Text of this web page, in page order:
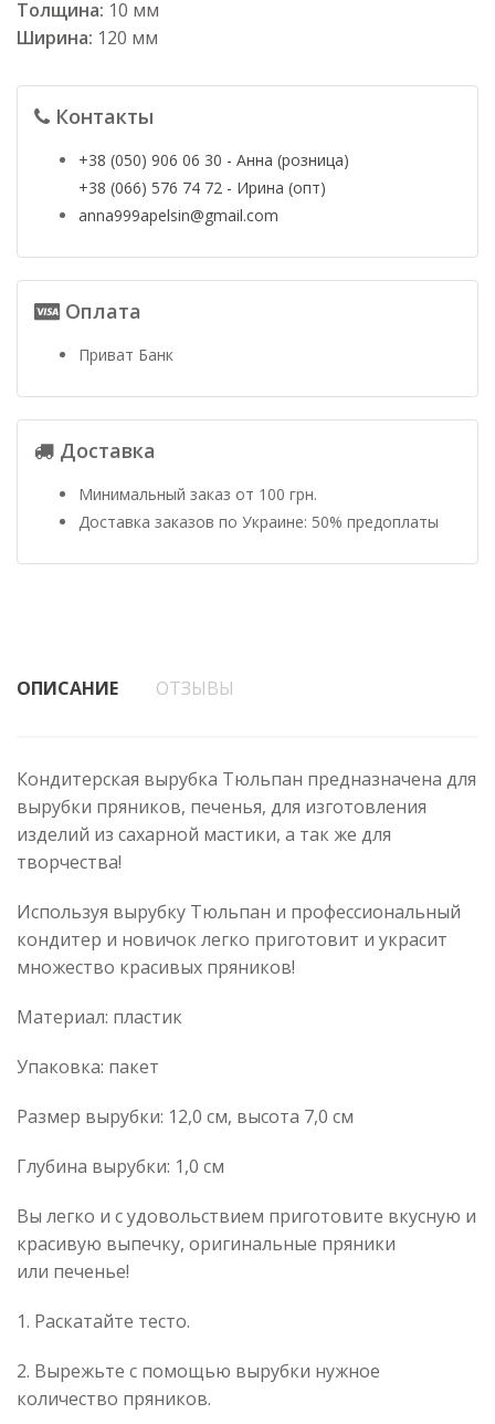
Толщина: 10 мм
Ширина: 120 мм
Контакты
+38 (050) 906 06 30 - Анна (розница)
+38 (066) 576 74 72 - Ирина (опт)
anna999apelsin@gmail.com
Оплата
Приват Банк
Доставка
Минимальный заказ от 100 грн.
Доставка заказов по Украине: 50% предоплаты
ОПИСАНИЕ ОТЗЫВЫ
Кондитерская вырубка Тюльпан предназначена для
вырубки пряников, печенья, для изготовления
изделий из сахарной мастики, а так же для
творчества!
Используя вырубку Тюльпан и профессиональный
кондитер и новичок легко приготовит и украсит
множество красивых пряников!
Материал: пластик
Упаковка: пакет
Размер вырубки: 12,0 см, высота 7,0 см
Глубина вырубки: 1,0 см
Вы легко и с удовольствием приготовите вкусную и
красивую выпечку, оригинальные пряники
или печенье!
1. Раскатайте тесто.
2. Вырежьте с помощью вырубки нужное
количество пряников.